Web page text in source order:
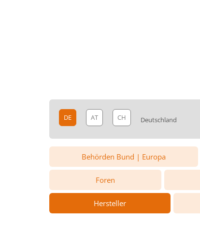
DE AT CH Deutschland
Behörden Bund | Europa
Foren
Hersteller